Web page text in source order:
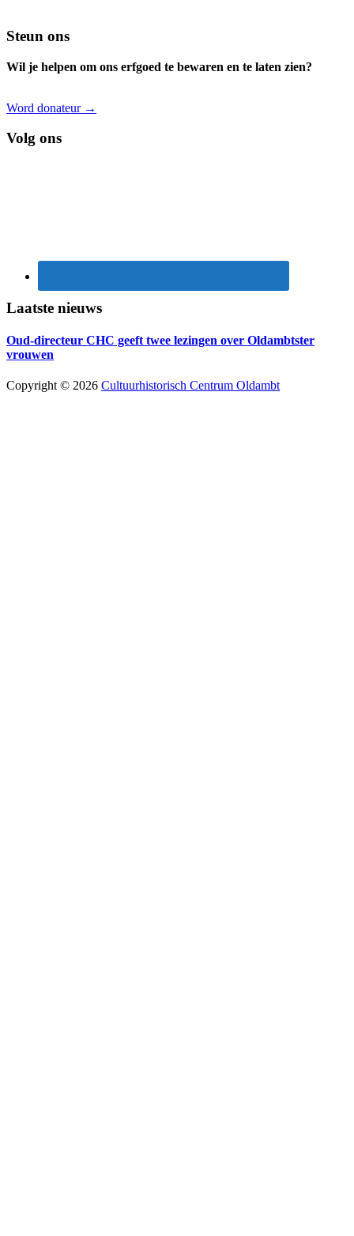
Footer
Steun ons
Wil je helpen om ons erfgoed te bewaren en te laten zien?
Word donateur →
Volg ons
Laatste nieuws
Oud-directeur CHC geeft twee lezingen over Oldambtster
vrouwen
Copyright © 2026 Cultuurhistorisch Centrum Oldambt